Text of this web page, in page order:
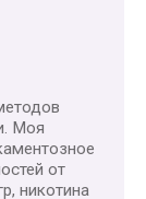
Моя
от
никотина